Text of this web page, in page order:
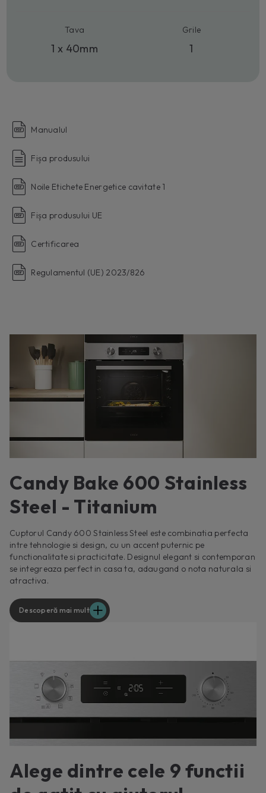
Tava
1 x 40mm
Grile
1
Manualul
Fișa produsului
Noile Etichete Energetice cavitate 1
Fișa produsului UE
Certificarea
Regulamentul (UE) 2023/826
Candy Bake 600 Stainless
Steel - Titanium
Cuptorul Candy 600 Stainless Steel este combinatia perfecta
intre tehnologie si design, cu un accent puternic pe
functionalitate si practicitate. Designul elegant si contemporan
se integreaza perfect in casa ta, adaugand o nota naturala si
atractiva.
Descoperă mai mult
Alege dintre cele 9 functii